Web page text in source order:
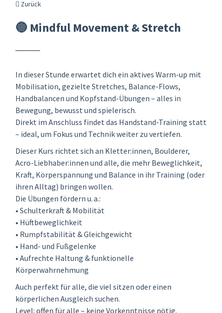
Zurück
🔵 Mindful Movement & Stretch
In dieser Stunde erwartet dich ein aktives Warm-up mit
Mobilisation, gezielte Stretches, Balance-Flows,
Handbalancen und Kopfstand-Übungen – alles in
Bewegung, bewusst und spielerisch.
Direkt im Anschluss findet das Handstand-Training statt
– ideal, um Fokus und Technik weiter zu vertiefen.
Dieser Kurs richtet sich an Kletter:innen, Boulderer,
Acro-Liebhaber:innen und alle, die mehr Beweglichkeit,
Kraft, Körperspannung und Balance in ihr Training (oder
ihren Alltag) bringen wollen.
Die Übungen fördern u. a.:
• Schulterkraft & Mobilität
• Hüftbeweglichkeit
• Rumpfstabilität & Gleichgewicht
• Hand- und Fußgelenke
• Aufrechte Haltung & funktionelle
Körperwahrnehmung
Auch perfekt für alle, die viel sitzen oder einen
körperlichen Ausgleich suchen.
Level: offen für alle – keine Vorkenntnisse nötig.